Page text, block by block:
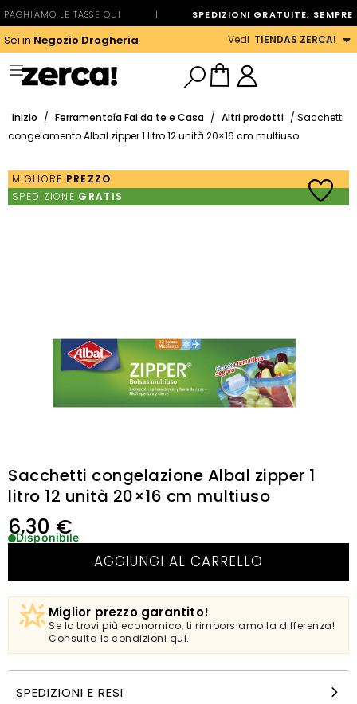
PAGHIAMO LE TASSE QUI | SPEDIZIONI GRATUITE, SEMPRE
Sei in Negozio Drogheria Vedi TIENDAS ZERCA!
Inizio / Ferramentaía Fai da te e Casa / Altri prodotti / Sacchetti
congelamento Albal zipper 1 litro 12 unità 20×16 cm multiuso
MIGLIORE PREZZO
SPEDIZIONE GRATIS
Sacchetti congelazione Albal zipper 1
litro 12 unità 20×16 cm multiuso
6,30 €
Disponibile
AGGIUNGI AL CARRELLO
Miglior prezzo garantito!
Se lo trovi più economico, ti rimborsiamo la differenza!
Consulta le condizioni qui.
SPEDIZIONI E RESI